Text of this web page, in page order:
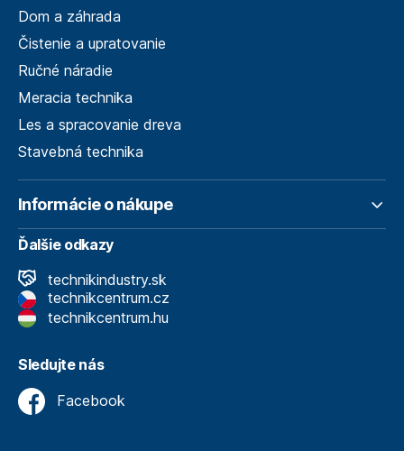
Dom a záhrada
Čistenie a upratovanie
Ručné náradie
Meracia technika
Les a spracovanie dreva
Stavebná technika
Informácie o nákupe
Ďalšie odkazy
technikindustry.sk
technikcentrum.cz
technikcentrum.hu
Sledujte nás
Facebook